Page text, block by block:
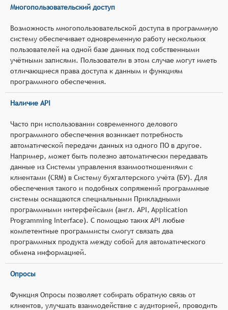
Многопользовательский доступ
Возможность многопользовательской доступа в программную
систему обеспечивает одновременную работу нескольких
пользователей на одной базе данных под собственными
учётными записями. Пользователи в этом случае могут иметь
отличающиеся права доступа к данным и функциям
программного обеспечения.
Наличие API
Часто при использовании современного делового
программного обеспечения возникает потребность
автоматической передачи данных из одного ПО в другое.
Например, может быть полезно автоматически передавать
данные из Системы управления взаимоотношениями с
клиентами (CRM) в Систему бухгалтерского учёта (БУ). Для
обеспечения такого и подобных сопряжений программные
системы оснащаются специальными Прикладными
программными интерфейсами (англ. API, Application
Programming Interface). С помощью таких API любые
компетентные программисты смогут связать два
программных продукта между собой для автоматического
обмена информацией.
Опросы
Функция Опросы позволяет собирать обратную связь от
клиентов, улучшать взаимодействие с аудиторией, проводить